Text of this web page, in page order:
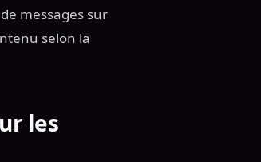
messages sur
selon la
les